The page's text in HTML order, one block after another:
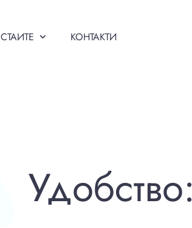
СТАИТЕ КОНТАКТИ
Удобство: